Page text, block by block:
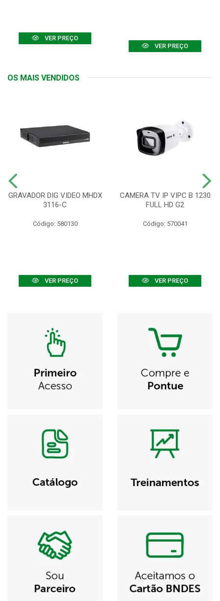
VER PREÇO
VER PREÇO
OS MAIS VENDIDOS
GRAVADOR DIG VIDEO MHDX
3116-C
Código: 580130
VER PREÇO
CAMERA TV IP VIPC B 1230
FULL HD G2
Código: 570041
VER PREÇO